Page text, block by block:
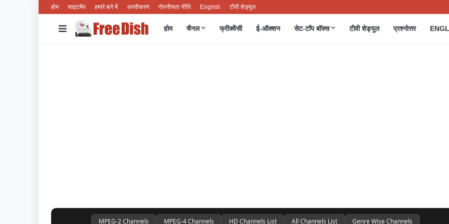
होम साइटमैप हमारे बारे में अस्वीकरण गोपनीयता नीति English टीवी शेड्यूल
डीडी फ्री डिश हिंदी - चैनल लिस्ट, फ्रीक्वेंसी, फ्री टीवी सेवा
होम चैनल फ्रीक्वेंसी ई-ऑक्शन सेट-टॉप बॉक्स टीवी शेड्यूल प्रश्नोत्तर
MPEG-2 Channels MPEG-4 Channels HD Channels List All Channels List Genre Wise Channels